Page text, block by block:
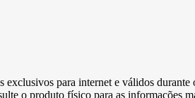
exclusivos para internet e válidos
o produto físico para as informações